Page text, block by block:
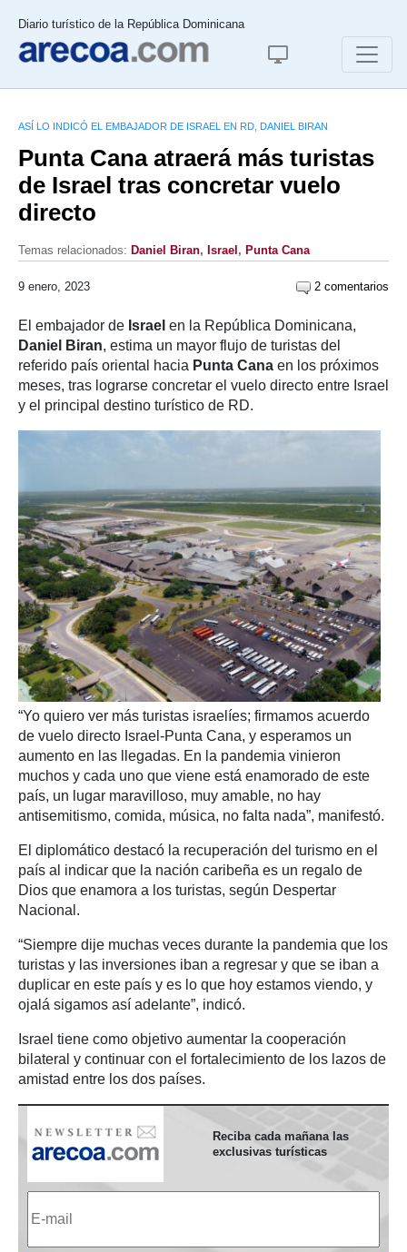
Diario turístico de la República Dominicana
ASÍ LO INDICÓ EL EMBAJADOR DE ISRAEL EN RD, DANIEL BIRAN
Punta Cana atraerá más turistas
de Israel tras concretar vuelo
directo
Temas relacionados: Daniel Biran, Israel , Punta Cana
9 enero, 2023 2 comentarios
El embajador de Israel en la República Dominicana,
Daniel Biran, estima un mayor flujo de turistas del
referido país oriental hacia Punta Cana en los próximos
meses, tras lograrse concretar el vuelo directo entre Israel
y el principal destino turístico de RD.
“Yo quiero ver más turistas israelíes; firmamos acuerdo
de vuelo directo Israel-Punta Cana, y esperamos un
aumento en las llegadas. En la pandemia vinieron
muchos y cada uno que viene está enamorado de este
país, un lugar maravilloso, muy amable, no hay
antisemitismo, comida, música, no falta nada”, manifestó.
El diplomático destacó la recuperación del turismo en el
país al indicar que la nación caribeña es un regalo de
Dios que enamora a los turistas, según Despertar
Nacional.
“Siempre dije muchas veces durante la pandemia que los
turistas y las inversiones iban a regresar y que se iban a
duplicar en este país y es lo que hoy estamos viendo, y
ojalá sigamos así adelante”, indicó.
Israel tiene como objetivo aumentar la cooperación
bilateral y continuar con el fortalecimiento de los lazos de
amistad entre los dos países.
Reciba cada mañana las
exclusivas turísticas